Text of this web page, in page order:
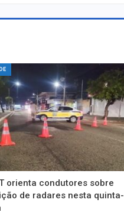
orienta condutores sobre
de radares nesta quinta-